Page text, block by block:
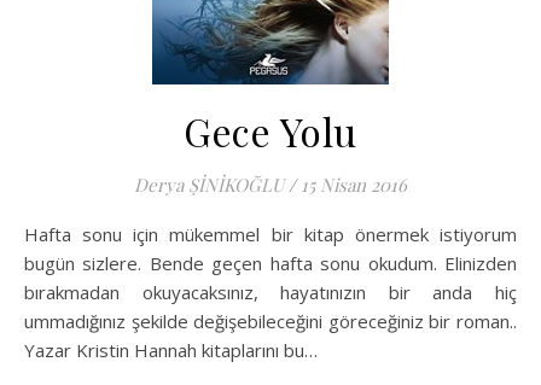
Gece Yolu
Derya ŞİNİKOĞLU / 15 Nisan 2016
Hafta sonu için mükemmel bir kitap önermek istiyorum
bugün sizlere. Bende geçen hafta sonu okudum. Elinizden
bırakmadan okuyacaksınız, hayatınızın bir anda hiç
ummadığınız şekilde değişebileceğini göreceğiniz bir roman..
Yazar Kristin Hannah kitaplarını bu…